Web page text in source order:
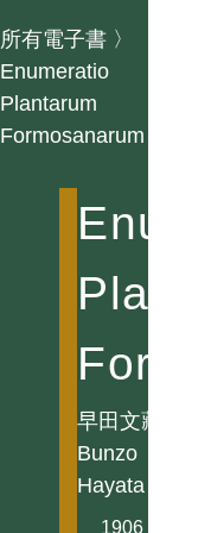
所有電子書 〉
Enumeratio
Plantarum
Formosanarum
早田文藏
Bunzo
Hayata
1906